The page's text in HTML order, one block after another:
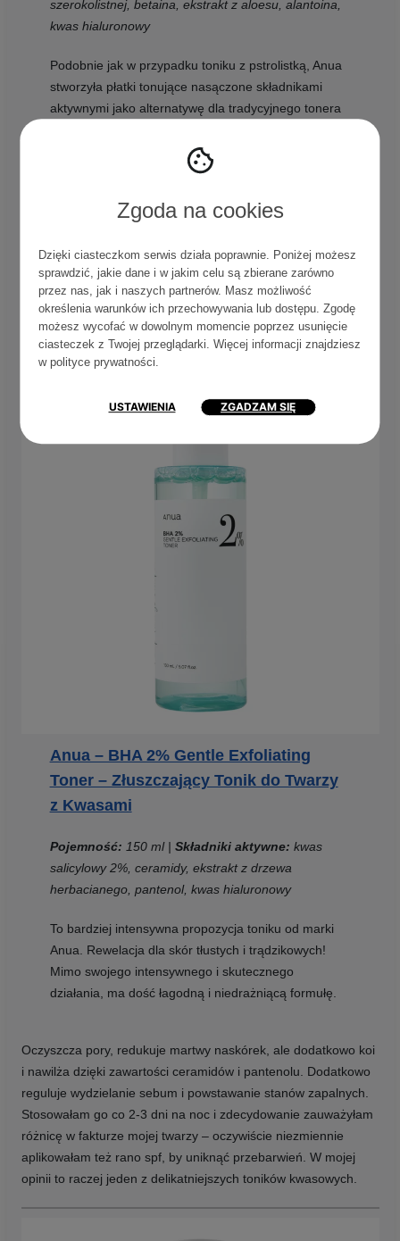
Zgoda na cookies
Dzięki ciasteczkom serwis działa poprawnie. Poniżej możesz
sprawdzić, jakie dane i w jakim celu są zbierane zarówno
przez nas, jak i naszych partnerów. Masz możliwość
określenia warunków ich przechowywania lub dostępu. Zgodę
możesz wycofać w dowolnym momencie poprzez usunięcie
ciasteczek z Twojej przeglądarki. Więcej informacji znajdziesz
w polityce prywatności.
USTAWIENIA ZGADZAM SIĘ
szerokolistnej, betaina, ekstrakt z aloesu, alantoina,
kwas hialuronowy
Podobnie jak w przypadku toniku z pstrolistką, Anua
stworzyła płatki tonujące nasączone składnikami
aktywnymi jako alternatywę dla tradycyjnego tonera
esencji tonizującej. Do zestawu dołączona jest pęseta
aplikacji. I tak jak pstrolistkowe, każdy z wacików ma stronę
gładką i eksfoliującą, dzięki czemu mają wszechstronne
zastosowanie –peeling, toner lub maseczka w płachcie
jeśli nałożysz kilka płatków na twarz, wszystko zależy od
Ciebie.
Anua – BHA 2% Gentle Exfoliating
Toner – Złuszczający Tonik do Twarzy
z Kwasami
Pojemność: 150 ml | Składniki aktywne: kwas
salicylowy 2%, ceramidy, ekstrakt z drzewa
herbacianego, pantenol, kwas hialuronowy
To bardziej intensywna propozycja toniku od marki
Anua. Rewelacja dla skór tłustych i trądzikowych!
Mimo swojego intensywnego i skutecznego
działania, ma dość łagodną i niedrażniącą formułę.
Oczyszcza pory, redukuje martwy naskórek, ale dodatkowo koi
i nawilża dzięki zawartości ceramidów i pantenolu. Dodatkowo
reguluje wydzielanie sebum i powstawanie stanów zapalnych.
Stosowałam go co 2-3 dni na noc i zdecydowanie zauważyłam
różnicę w fakturze mojej twarzy – oczywiście niezmiennie
aplikowałam też rano spf, by uniknąć przebarwień. W mojej
opinii to raczej jeden z delikatniejszych toników kwasowych.